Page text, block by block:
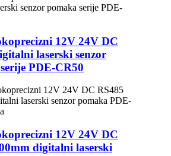
12V 24V DC
laserski senzor
PDE-CR50
12V 24V DC
digitalni laserski